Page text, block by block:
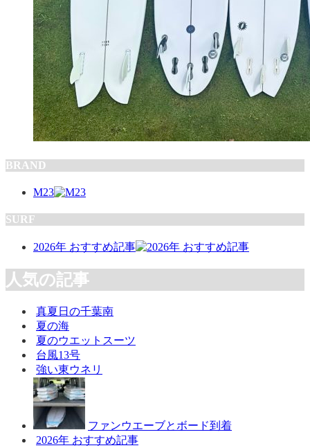
BRAND
M23
SURF
2026年 おすすめ記事
人気の記事
真夏日の千葉南
夏の海
夏のウエットスーツ
台風13号
強い東ウネリ
ファンウエーブとボード到着
2026年 おすすめ記事